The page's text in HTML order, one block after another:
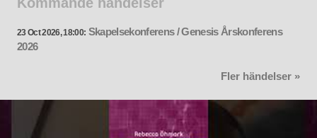
23 Oct 2026, 18:00: Skapelsekonferens / Genesis Årskonferens
2026
Fler händelser »